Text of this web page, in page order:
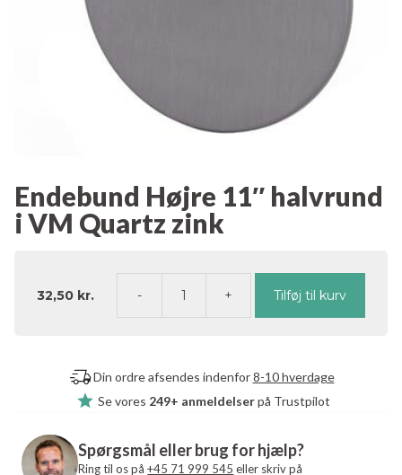
Endebund Højre 11″ halvrund
i VM Quartz zink
32,50 kr.
Endebund
VM
zink
antal
Tilføj til kurv
Din ordre afsendes indenfor8-10 hverdage
Se vores 249+ anmeldelserpå Trustpilot
Spørgsmål eller brug for hjælp?
Ring til os på+45 71 999 545 eller skriv på